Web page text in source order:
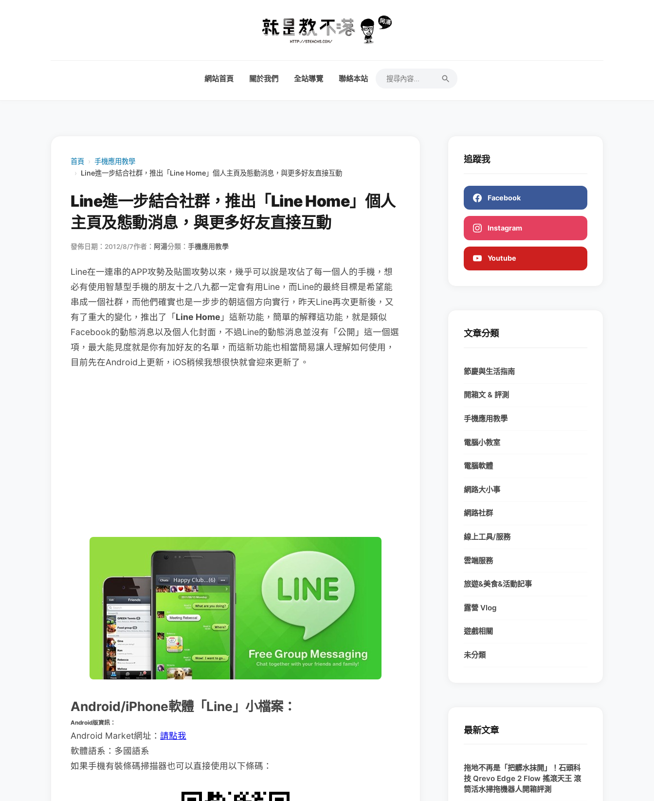
網站首頁 關於我們 全站導覽 聯絡本站
首頁 › 手機應用教學
› Line進一步結合社群，推出「Line Home」個人主頁及態動消息，與更多好友直接互動
Line進一步結合社群，推出「Line Home」個人
主頁及態動消息，與更多好友直接互動
發佈日期：2012/8/7作者： 阿湯分類： 手機應用教學
Line在一連串的APP攻勢及貼圖攻勢以來，幾乎可以說是攻佔了每一個人的手機，想
必有使用智慧型手機的朋友十之八九都一定會有用Line，而Line的最終目標是希望能
串成一個社群，而他們確實也是一步步的朝這個方向實行，昨天Line再次更新後，又
有了重大的變化，推出了「Line Home 」這新功能，簡單的解釋這功能，就是類似
Facebook的動態消息以及個人化封面，不過Line的動態消息並沒有「公開」這一個選
項，最大能見度就是你有加好友的名單，而這新功能也相當簡易讓人理解如何使用，
目前先在Android上更新，iOS稍候我想很快就會迎來更新了。
Android/iPhone軟體「Line」小檔案：
Android版資訊：
Android Market網址： 請點我
軟體語系：多國語系
如果手機有裝條碼掃描器也可以直接使用以下條碼：
追蹤我
Facebook
Instagram
Youtube
文章分類
節慶與生活指南
開箱文 & 評測
手機應用教學
電腦小教室
電腦軟體
網路大小事
網路社群
線上工具/服務
雲端服務
旅遊&美食&活動記事
露營 Vlog
遊戲相關
未分類
最新文章
拖地不再是「把髒水抹開」！石頭科
技 Qrevo Edge 2 Flow 搖滾天王 滾
筒活水掃拖機器人開箱評測